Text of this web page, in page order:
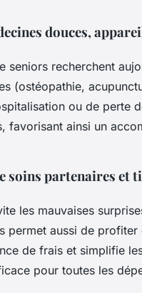
douces,
seniors recherchent
(ostéopathie,
ou de perte
favorisant ainsi un
soins partenaires et
les mauvaises
permet aussi de
de frais et simplifie
pour toutes les